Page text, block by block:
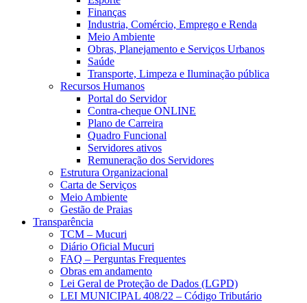
Finanças
Industria, Comércio, Emprego e Renda
Meio Ambiente
Obras, Planejamento e Serviços Urbanos
Saúde
Transporte, Limpeza e Iluminação pública
Recursos Humanos
Portal do Servidor
Contra-cheque ONLINE
Plano de Carreira
Quadro Funcional
Servidores ativos
Remuneração dos Servidores
Estrutura Organizacional
Carta de Serviços
Meio Ambiente
Gestão de Praias
Transparência
TCM – Mucuri
Diário Oficial Mucuri
FAQ – Perguntas Frequentes
Obras em andamento
Lei Geral de Proteção de Dados (LGPD)
LEI MUNICIPAL 408/22 – Código Tributário